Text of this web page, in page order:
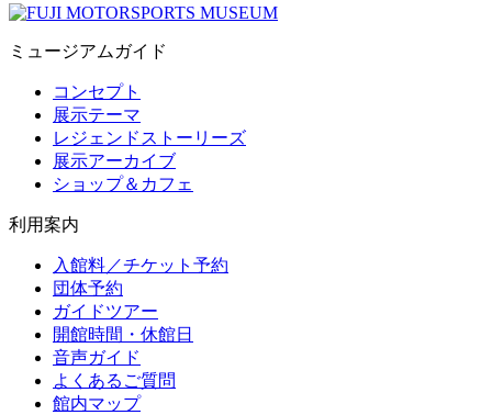
ミュージアムガイド
コンセプト
展示テーマ
レジェンドストーリーズ
展示アーカイブ
ショップ＆カフェ
利用案内
入館料／チケット予約
団体予約
ガイドツアー
開館時間・休館日
音声ガイド
よくあるご質問
館内マップ